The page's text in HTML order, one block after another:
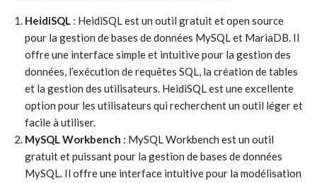
HeidiSQL : HeidiSQL est un outil gratuit et open source
pour la gestion de bases de données MySQL et MariaDB. Il
offre une interface simple et intuitive pour la gestion des
données, l’exécution de requêtes SQL, la création de tables
et la gestion des utilisateurs. HeidiSQL est une excellente
option pour les utilisateurs qui recherchent un outil léger et
facile à utiliser.
MySQL Workbench : MySQL Workbench est un outil
gratuit et puissant pour la gestion de bases de données
MySQL. Il offre une interface intuitive pour la modélisation